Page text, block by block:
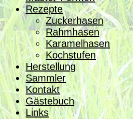
Rezepte
Zuckerhasen
Rahmhasen
Karamelhasen
Kochstufen
Herstellung
Sammler
Kontakt
Gästebuch
Links